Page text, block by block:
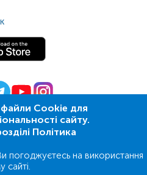
проводити до проведення
маніпуляцій.
відбір не рекомендується,
відбір має провести
тощо.
Cookie для
сайту.
Політика
погоджуєтесь на використання
сайті.
| ПСМЛ «Ескулаб»